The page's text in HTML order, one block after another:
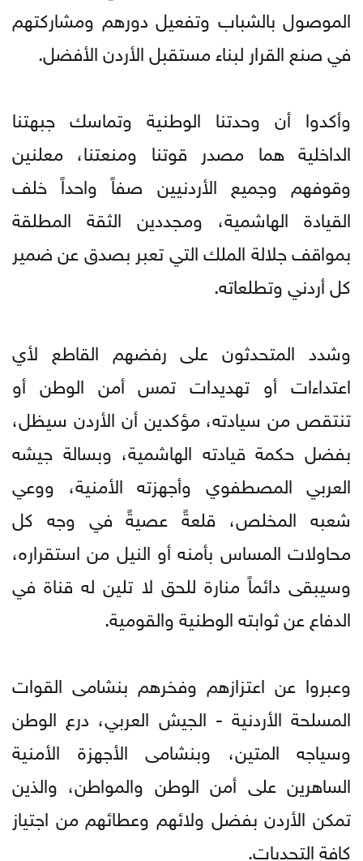
الموصول بالشباب وتفعيل دورهم ومشاركتهم
في صنع القرار لبناء مستقبل الأردن الأفضل.
وأكدوا أن وحدتنا الوطنية وتماسك جبهتنا
الداخلية هما مصدر قوتنا ومنعتنا، معلنين
وقوفهم وجميع الأردنيين صفاً واحداً خلف
القيادة الهاشمية، ومجددين الثقة المطلقة
بمواقف جلالة الملك التي تعبر بصدق عن ضمير
كل أردني وتطلعاته.
وشدد المتحدثون على رفضهم القاطع لأي
اعتداءات أو تهديدات تمس أمن الوطن أو
تنتقص من سيادته، مؤكدين أن الأردن سيظل،
بفضل حكمة قيادته الهاشمية، وبسالة جيشه
العربي المصطفوي وأجهزته الأمنية، ووعي
شعبه المخلص، قلعةً عصيةً في وجه كل
محاولات المساس بأمنه أو النيل من استقراره،
وسيبقى دائماً منارة للحق لا تلين له قناة في
الدفاع عن ثوابته الوطنية والقومية.
وعبروا عن اعتزازهم وفخرهم بنشامى القوات
المسلحة الأردنية - الجيش العربي، درع الوطن
وسياجه المتين، وبنشامى الأجهزة الأمنية
الساهرين على أمن الوطن والمواطن، والذين
تمكن الأردن بفضل ولائهم وعطائهم من اجتياز
كافة التحديات.